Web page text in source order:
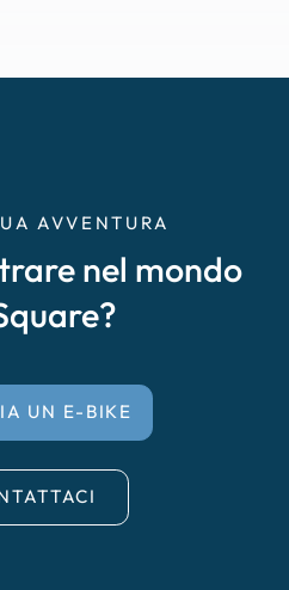
AVVENTURA
nel mondo
UN E-BIKE